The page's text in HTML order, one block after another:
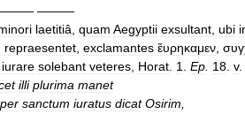
———
laetitiâ quam Aegyptii exsultant ubi
repraesentet exclamantes ἕυρηκαμεν
iurare solebant veteres Horat 1 Ep 18 v.
illi plurima manet
per sanctum iuratus dicat Osirim